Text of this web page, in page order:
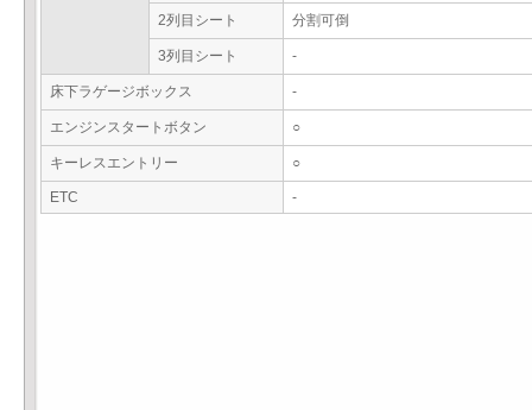
2列目シート 分割可倒
3列目シート -
床下ラゲージボックス -
エンジンスタートボタン ○
キーレスエントリー ○
ETC -